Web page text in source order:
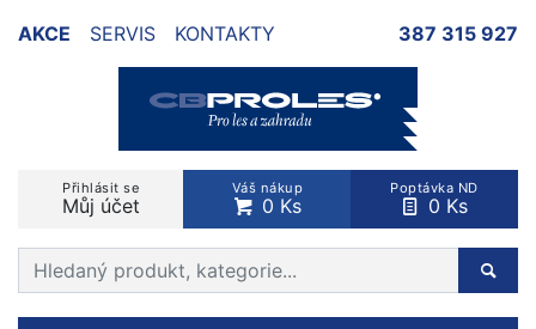
AKCE SERVIS KONTAKTY 387 315 927
Přihlásit se
Můj účet
Váš nákup
0 Ks
Poptávka ND
0 Ks
Prohledat web